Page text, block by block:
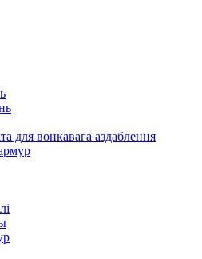
для вонкавага аздаблення